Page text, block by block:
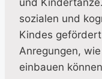
sozialen und
Kindes
Anregungen,
einbauen